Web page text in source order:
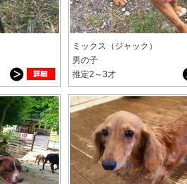
ミックス（ジャック）
男の子
推定2～3才